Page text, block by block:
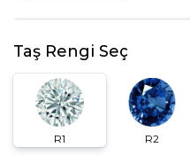
Taş Rengi Seç
R1 R2